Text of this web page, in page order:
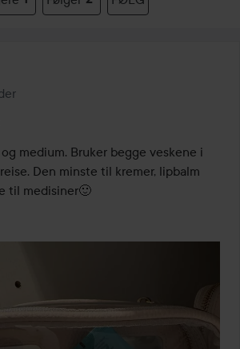
ble opprettet 2 måneder
medium. Bruker begge veskene i
Den minste til kremer, lipbalm
til medisiner🙂